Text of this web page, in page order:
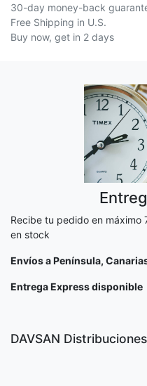
30-day money-back
Free Shipping in U.S.
Buy now, get in 2 days
Recibe tu pedido en máximo
en stock
Envíos a Península,
Entrega Express disponible
DAVSAN